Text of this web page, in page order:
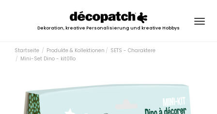
Dekoration, kreative Personalisierung und kreative Hobbys
Startseite Produkte & Kollektionen
SETS - Charaktere
Mini-Set Dino - kit011o